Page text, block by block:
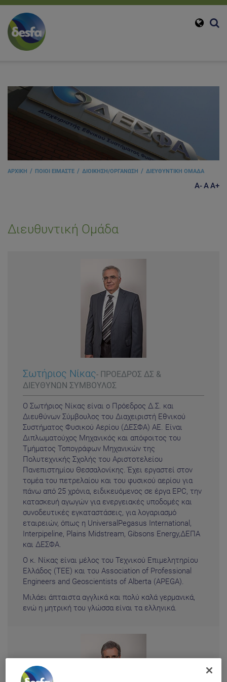
ΑΡΧΙΚΗ ΠΟΙΟΙ ΕΙΜΑΣΤΕ ΔΙΟΙΚΗΣΗ/ΟΡΓΑΝΩΣΗ ΔΙΕΥΘΥΝΤΙΚΗ ΟΜΑΔΑ
A-AA+
Διευθυντική Ομάδα
Σωτήριος Νίκας- ΠΡΟΕΔΡΟΣ ΔΣ &
ΔΙΕΥΘΥΝΩΝ ΣΥΜΒΟΥΛΟΣ
Ο Σωτήριος Νίκας είναι ο Πρόεδρος Δ.Σ. και
Διευθύνων Σύμβουλος του Διαχειριστή Εθνικού
Συστήματος Φυσικού Αερίου (ΔΕΣΦΑ) ΑΕ. Είναι
Διπλωματούχος Μηχανικός και απόφοιτος του
Τμήματος Τοπογράφων Μηχανικών της
Πολυτεχνικής Σχολής του Αριστοτελείου
Πανεπιστημίου Θεσσαλονίκης. Έχει εργαστεί στον
τομέα του πετρελαίου και του φυσικού αερίου για
πάνω από 25 χρόνια, ειδικευόμενος σε έργα EPC, την
κατασκευή αγωγών για ενεργειακές υποδομές και
συνοδευτικές εγκαταστάσεις, για λογαριασμό
εταιρειών, όπως η UniversalPegasus International,
Interpipeline, Plains Midstream, Gibsons Energy,ΔΕΠΑ
και ΔΕΣΦΑ.
Ο κ. Νίκας είναι μέλος του Τεχνικού Επιμελητηρίου
Ελλάδος (ΤΕΕ) και του Association of Professional
Engineers and Geoscientists of Alberta (APEGA).
Μιλάει άπταιστα αγγλικά και πολύ καλά γερμανικά,
ενώ η μητρική του γλώσσα είναι τα ελληνικά.